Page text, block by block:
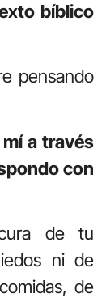
bíblico
pensando
a través
con
de tu
ni de
de